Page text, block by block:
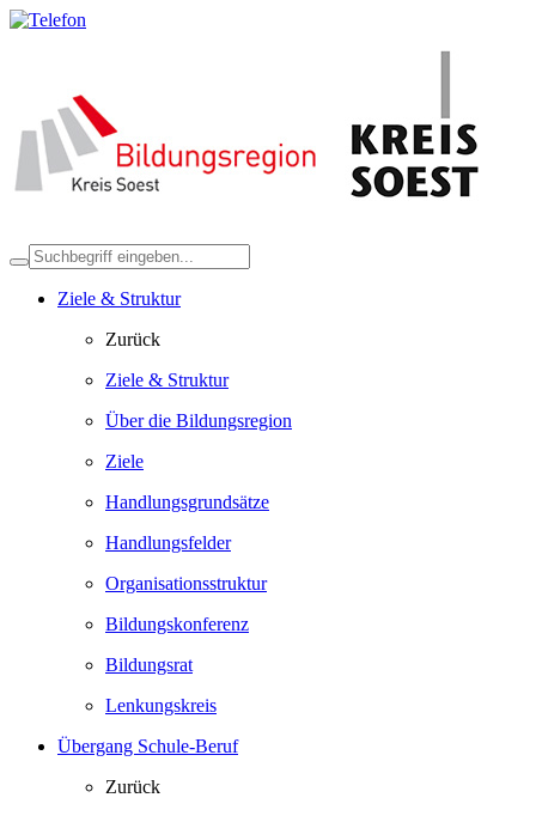
Ziele & Struktur
Zurück
Ziele & Struktur
Über die Bildungsregion
Ziele
Handlungsgrundsätze
Handlungsfelder
Organisationsstruktur
Bildungskonferenz
Bildungsrat
Lenkungskreis
Übergang Schule-Beruf
Zurück